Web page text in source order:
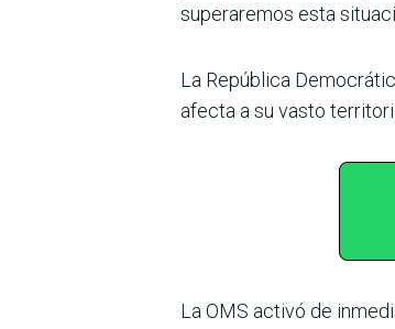
superaremos esta
La República
afecta a su vasto
La OMS activó de